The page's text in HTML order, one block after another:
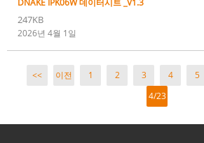
DNAKE IPK06W 데이터시트 _V1.3
247KB
2026년 4월 1일
<< 이전 1 2 3 4 5
4/23